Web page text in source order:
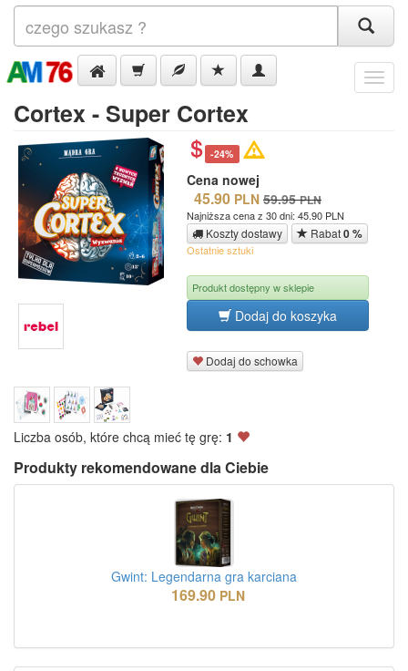
Menu
Cortex - Super Cortex
-24%
Cena nowej
45.90 PLN 59.95 PLN
Najniższa cena z 30 dni: 45.90 PLN
Koszty dostawy Rabat0 %
Ostatnie sztuki
Produkt dostępny w sklepie
Dodaj do koszyka
Dodaj do schowka
Liczba osób, które chcą mieć tę grę: 1
Produkty rekomendowane dla Ciebie
Gwint: Legendarna gra karciana
169.90 PLN